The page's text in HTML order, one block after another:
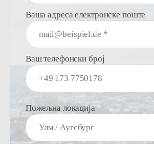
Ваша адреса електронске поште
Ваш телефонски број
Пожељна локација